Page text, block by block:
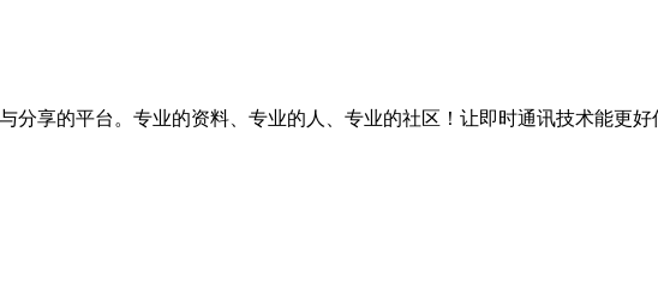
分享的平台。专业的资料、专业的人、专业的社区！让即时通讯技术能更好